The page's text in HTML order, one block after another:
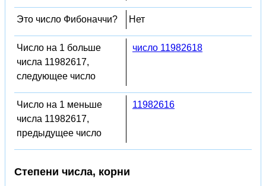
Это число Фибоначчи? Нет
Число на 1 больше
числа 11982617,
следующее число
число 11982618
Число на 1 меньше
числа 11982617,
предыдущее число
11982616
Степени числа, корни